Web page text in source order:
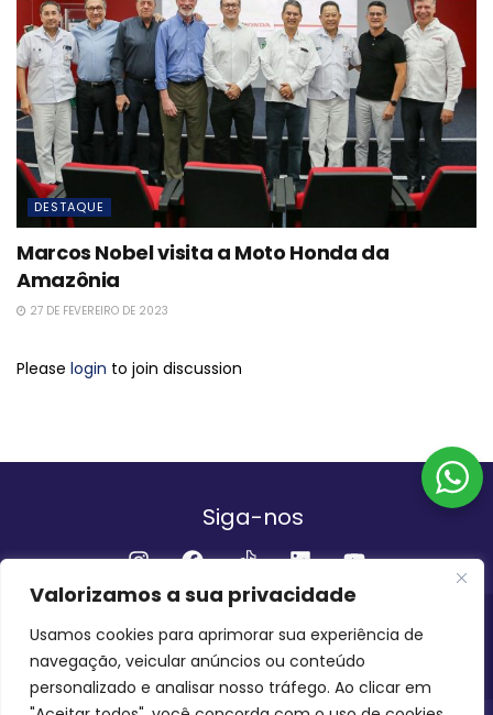
Valorizamos a sua privacidade
Usamos cookies para aprimorar sua experiência de
navegação, veicular anúncios ou conteúdo
personalizado e analisar nosso tráfego. Ao clicar em
DESTAQUE
Marcos Nobel visita a Moto Honda da
Amazônia
27 DE FEVEREIRO DE 2023
Please login to join discussion
Siga-nos
Institucional
QUEM SOMOS FALE CONOSCO